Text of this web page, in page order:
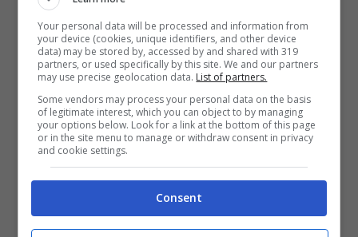
Mar 12, 2013
Madalina Ghenea e Gerard Butler:
amore o grande amicizia?
Mag 29, 2012
Your personal data will be processed and information from
your device (cookies, unique identifiers, and other device
data) may be stored by, accessed by and shared with 319
partners, or used specifically by this site. We and our partners
may use precise geolocation data. List of partners.
Some vendors may process your personal data on the basis
of legitimate interest, which you can object to by managing
your options below. Look for a link at the bottom of this page
or in the site menu to manage or withdraw consent in privacy
and cookie settings.
Consent